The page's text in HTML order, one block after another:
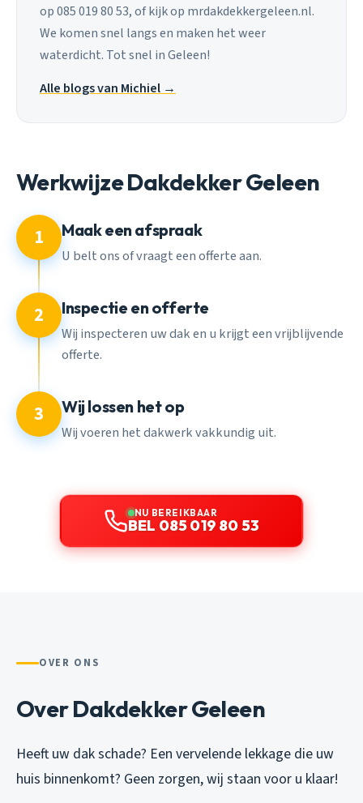
op 085 019 80 53, of kijk op mrdakdekkergeleen.nl.
We komen snel langs en maken het weer
waterdicht. Tot snel in Geleen!
Alle blogs van Michiel →
Werkwijze Dakdekker Geleen
1 Maak een afspraak
U belt ons of vraagt een offerte aan.
2 Inspectie en offerte
Wij inspecteren uw dak en u krijgt een vrijblijvende
offerte.
3 Wij lossen het op
Wij voeren het dakwerk vakkundig uit.
NU BEREIKBAAR
BEL 085 019 80 53
OVER ONS
Over Dakdekker Geleen
Heeft uw dak schade? Een vervelende lekkage die uw
huis binnenkomt? Geen zorgen, wij staan voor u klaar!